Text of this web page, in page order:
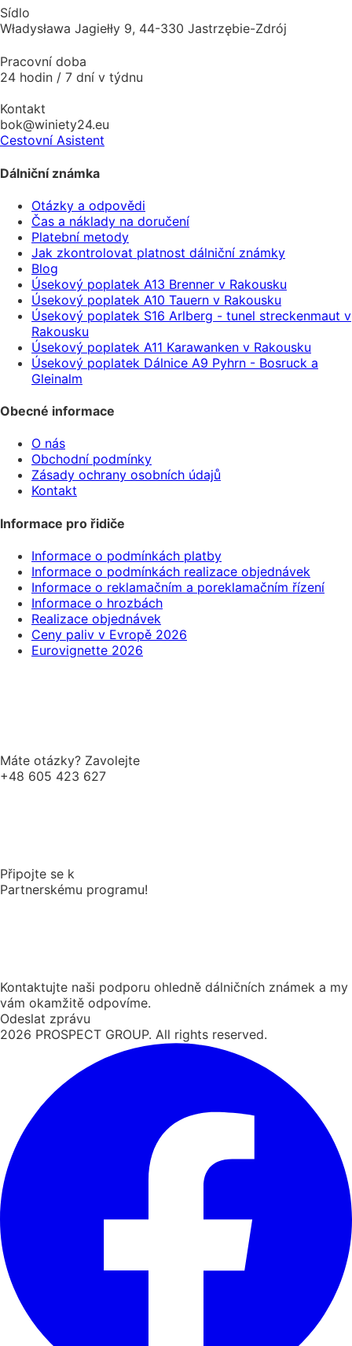
Sídlo
Władysława Jagiełły 9, 44-330 Jastrzębie-Zdrój
Pracovní doba
24 hodin / 7 dní v týdnu
Kontakt
bok@winiety24.eu
Cestovní Asistent
Dálniční známka
Otázky a odpovědi
Čas a náklady na doručení
Platební metody
Jak zkontrolovat platnost dálniční známky
Blog
Úsekový poplatek A13 Brenner v Rakousku
Úsekový poplatek A10 Tauern v Rakousku
Úsekový poplatek S16 Arlberg - tunel streckenmaut v
Rakousku
Úsekový poplatek A11 Karawanken v Rakousku
Úsekový poplatek Dálnice A9 Pyhrn - Bosruck a
Gleinalm
Obecné informace
O nás
Obchodní podmínky
Zásady ochrany osobních údajů
Kontakt
Informace pro řidiče
Informace o podmínkách platby
Informace o podmínkách realizace objednávek
Informace o reklamačním a poreklamačním řízení
Informace o hrozbách
Realizace objednávek
Ceny paliv v Evropě 2026
Eurovignette 2026
Máte otázky? Zavolejte
+48 605 423 627
Připojte se k
Partnerskému programu!
Kontaktujte naši podporu ohledně dálničních známek a my
vám okamžitě odpovíme.
Odeslat zprávu
2026 PROSPECT GROUP. All rights reserved.